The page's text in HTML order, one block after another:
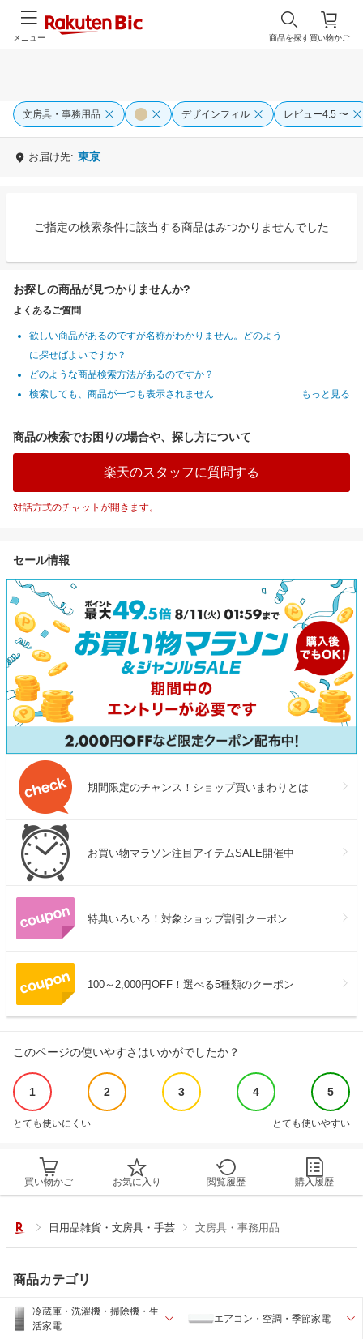
買い物かご
商品を探す
メニュー
文房具・事務用品 デザインフィル レビュー4.5 〜
お届け先: 東京
ご指定の検索条件に該当する商品はみつかりませんでした
お探しの商品が見つかりませんか?
よくあるご質問
欲しい商品があるのですが名称がわかりません。どのよう
に探せばよいですか？
どのような商品検索方法があるのですか？
検索しても、商品が一つも表示されません
もっと見る
商品の検索でお困りの場合や、探し方について
楽天のスタッフに質問する
対話方式のチャットが開きます。
セール情報
期間限定のチャンス！ショップ買いまわりとは
お買い物マラソン注目アイテムSALE開催中
特典いろいろ！対象ショップ割引クーポン
100～2,000円OFF！選べる5種類のクーポン
このページの使いやすさはいかがでしたか？
1 2 3 4 5
とても使いにくい とても使いやすい
買い物かご お気に入り 閲覧履歴 購入履歴
日用品雑貨・文房具・手芸 文房具・事務用品
商品カテゴリ
冷蔵庫・洗濯機・掃除機・生
活家電
エアコン・空調・季節家電